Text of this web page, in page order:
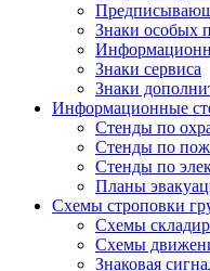
Знаки особых
Знаки сервиса
Знаки
Информационные
Стенды по
Стенды по
Стенды по
Планы
Схемы строповки
Схемы
Схемы
Знаковая